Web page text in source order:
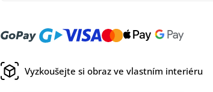
Vyzkoušejte si obraz ve vlastním interiéru